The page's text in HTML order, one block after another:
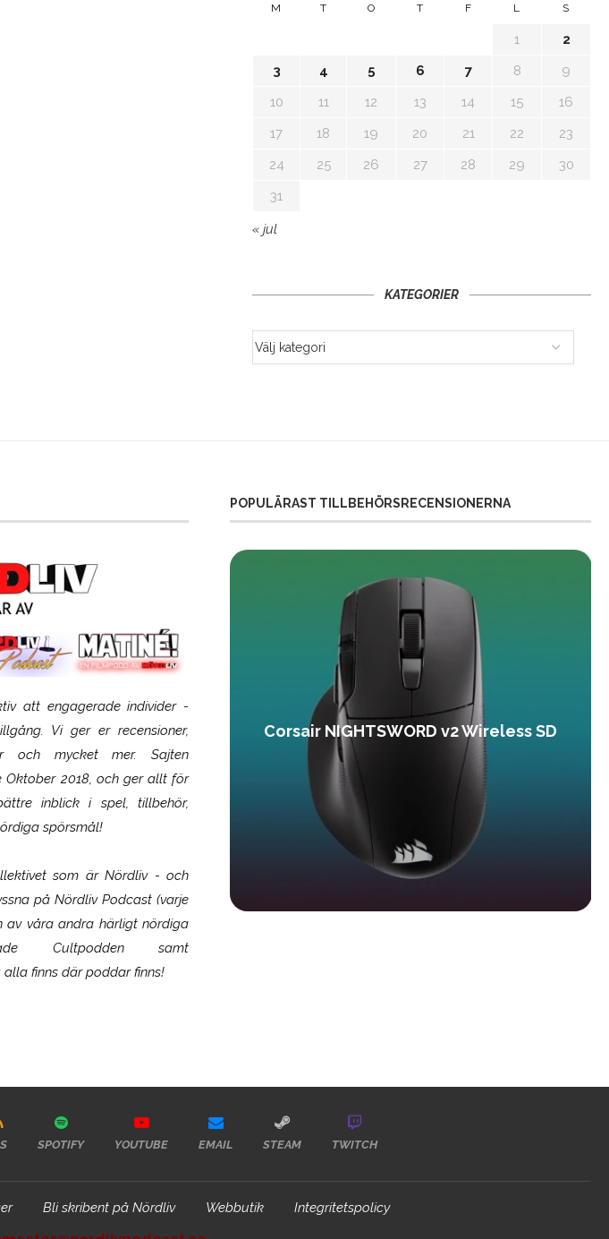
M T O T F L S
1
2
3
4 5 6 7 8
9
10
11 12 13 14 15
16
17
18 19 20 21 22
23
24
25 26 27 28 29
30
31
« jul
KATEGORIER
att engagerade individer -
Vi ger er recensioner,
och mycket mer. Sajten
2018, och ger allt för
inblick i spel, tillbehör,
spörsmål!
som ärNördliv- och
på Nördliv Podcast (varje
av våra andra härligt nördiga
Cultpodden samt
finns där poddar finns!
POPULÄRAST TILLBEHÖRSRECENSIONERNA
Gaming Omega Corsair NIGHTSWORD v2 Wireless SD
SPOTIFY YOUTUBE EMAIL STEAM TWITCH
Bli skribent på Nördliv Webbutik Integritetspolicy